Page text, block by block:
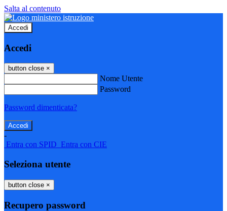
Salta al contenuto
Accedi
Accedi
button close ×
Nome Utente
Password
Password dimenticata?
-
Entra con SPID Entra con CIE
Seleziona utente
button close ×
Recupero password